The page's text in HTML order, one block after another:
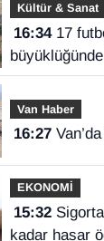
Kültür & Sanat
16:3417 futbol sahası
keşfedildi
Van Haber
16:27
EKONOMİ
15:32Sigorta şirketleri geçen yıl ne
kadar hasar